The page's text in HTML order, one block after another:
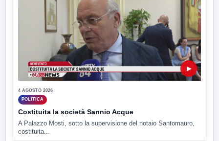
▶
4 AGOSTO 2026
POLITICA
Costituita la società Sannio Acque
A Palazzo Mosti, sotto la supervisione del notaio Santomauro,
costituita...